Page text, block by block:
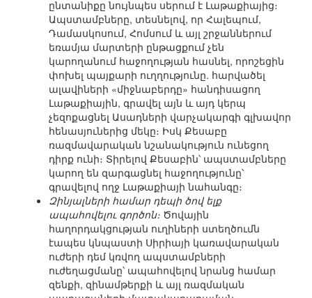
ընտանիքը նույնպես սերում է Լաթաքիայից։
Ապստամբները, տեսնելով, որ Հալեպում,
Դամասկոսում, Հոմսում և այլ շրջաններում
եռամյա մարտերի ընթացքում չեն
կարողանում հաջողության հասնել, որոշեցին
փոխել պայքարի ուղղությունը. հարվածել
ալավիների «միջնաբերդը» հանդիսացող
Լաթաքիային, գրավել այն և այդ կերպ
չեզոքացնել Ասադների վարչակարգի գլխավոր
հենասյուներից մեկը։ Իսկ Քեսաբը
ռազմավարական նշանակություն ունեցող
դիրք ունի։ Տիրելով Քեսաբին՝ ապստամբները
կարող են զարգացնել հաջողությունը՝
գրավելով ողջ Լաթաքիայի նահանգը։
Զինյալների համար դեպի ծով ելք
ապահովելու գործոն։ Ծովային
հաղորդակցության ուղիների ստեղծումն
էապես կնպաստի Սիրիայի կառավարական
ուժերի դեմ կռվող ապստամբների
ուժեղացմանը՝ ապահովելով նրանց համար
զենքի, զինամթերքի և այլ ռազմական